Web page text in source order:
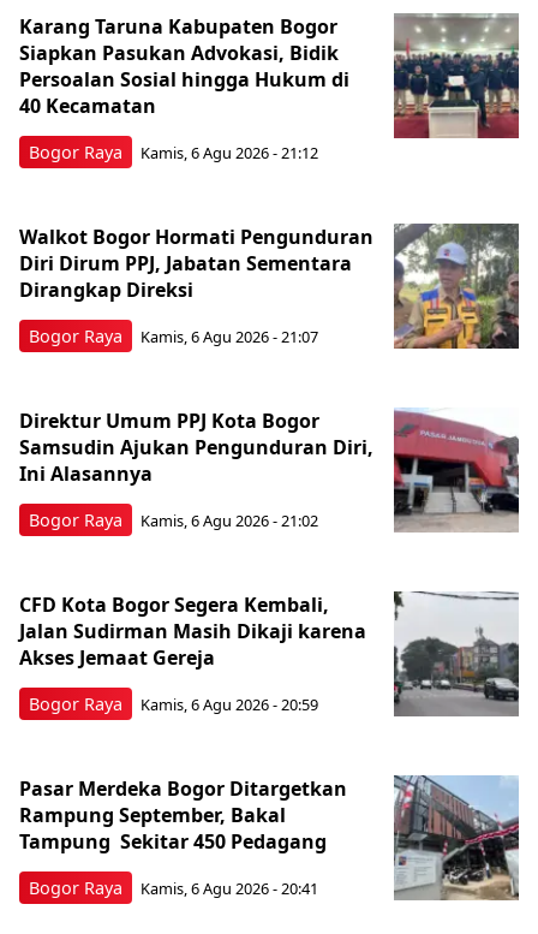
Bogor Raya
Karang Taruna Kabupaten Bogor
Siapkan Pasukan Advokasi, Bidik
Persoalan Sosial hingga Hukum di
40 Kecamatan
Kamis, 6 Agu 2026 - 21:12
Bogor Raya
Walkot Bogor Hormati Pengunduran
Diri Dirum PPJ, Jabatan Sementara
Dirangkap Direksi
Kamis, 6 Agu 2026 - 21:07
Bogor Raya
Direktur Umum PPJ Kota Bogor
Samsudin Ajukan Pengunduran Diri,
Ini Alasannya
Kamis, 6 Agu 2026 - 21:02
Bogor Raya
CFD Kota Bogor Segera Kembali,
Jalan Sudirman Masih Dikaji karena
Akses Jemaat Gereja
Kamis, 6 Agu 2026 - 20:59
Bogor Raya
Pasar Merdeka Bogor Ditargetkan
Rampung September, Bakal
Tampung Sekitar 450 Pedagang
Kamis, 6 Agu 2026 - 20:41